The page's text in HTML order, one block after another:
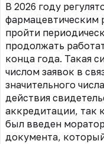
В 2026 году
фармацевтическим
пройти
продолжать
конца года. Такая
числом заявок в
значительного
действия
аккредитации, так
был введен
документа,